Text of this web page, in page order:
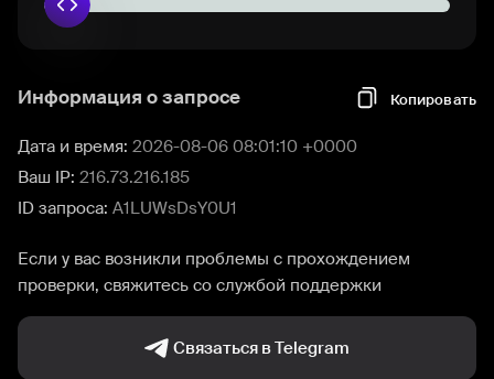
Информация о запросе Копировать
Дата и время: 2026-08-06 08:01:10 +0000
Ваш IP: 216.73.216.185
ID запроса: A1LUWsDsY0U1
Если у вас возникли проблемы с прохождением
проверки, свяжитесь со службой поддержки
Связаться в Telegram